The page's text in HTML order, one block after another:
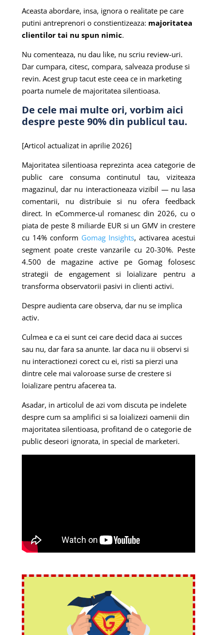
Aceasta abordare, insa, ignora o realitate pe care
putini antreprenori o constientizeaza: majoritatea
clientilor tai nu spun nimic.
Nu comenteaza, nu dau like, nu scriu review-uri.
Dar cumpara, citesc, compara, salveaza produse si
revin. Acest grup tacut este ceea ce in marketing
poarta numele de majoritatea silentioasa.
De cele mai multe ori, vorbim aici
despre peste 90% din publicul tau.
[Articol actualizat in aprilie 2026]
Majoritatea silentioasa reprezinta acea categorie de
public care consuma continutul tau, viziteaza
magazinul, dar nu interactioneaza vizibil — nu lasa
comentarii, nu distribuie si nu ofera feedback
direct. In eCommerce-ul romanesc din 2026, cu o
piata de peste 8 miliarde EUR si un GMV in crestere
cu 14% conform Gomag Insights, activarea acestui
segment poate creste vanzarile cu 20-30%. Peste
4.500 de magazine active pe Gomag folosesc
strategii de engagement si loializare pentru a
transforma observatorii pasivi in clienti activi.
Despre audienta care observa, dar nu se implica
activ.
Culmea e ca ei sunt cei care decid daca ai succes
sau nu, dar fara sa anunte. Iar daca nu ii observi si
nu interactionezi corect cu ei, risti sa pierzi una
dintre cele mai valoroase surse de crestere si
loializare pentru afacerea ta.
Asadar, in articolul de azi vom discuta pe indelete
despre cum sa amplifici si sa loializezi oamenii din
majoritatea silentioasa, profitand de o categorie de
public deseori ignorata, in special de marketeri.